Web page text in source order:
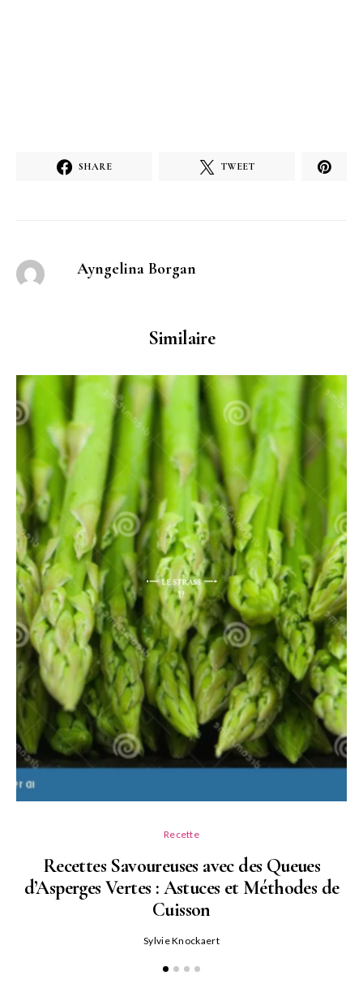
SHARE TWEET
Ayngelina Borgan
Similaire
Recette
Recettes Savoureuses avec des Queues
d’Asperges Vertes : Astuces et Méthodes de
Cuisson
Sylvie Knockaert